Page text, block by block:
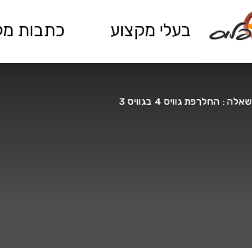
בעלי מקצוע כתבות
שאלה : החלךפת גוויס 4 בגוויס 3